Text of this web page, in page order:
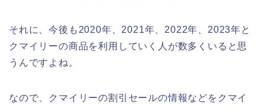
それに、今後も2020年、2021年、2022年、2023年と
クマイリーの商品を利用していく人が数多くいると思
うんですよね。
なので、クマイリーの割引セールの情報などをクマイ